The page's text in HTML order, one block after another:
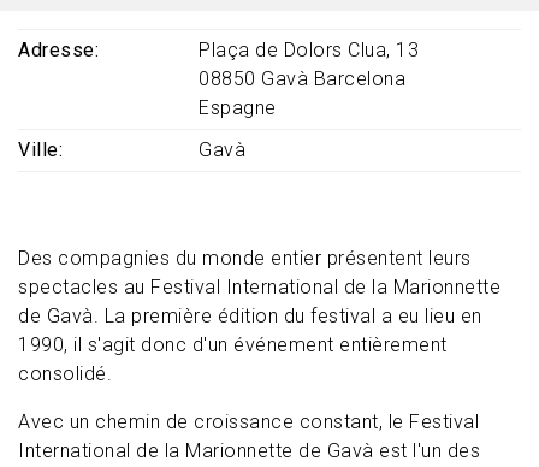
Des compagnies du monde entier présentent leurs
spectacles au Festival International de la Marionnette
de Gavà. La première édition du festival a eu lieu en
1990, il s'agit donc d'un événement entièrement
consolidé.
Avec un chemin de croissance constant, le Festival
International de la Marionnette de Gavà est l'un des
Adresse
Plaça de Dolors Clua, 13
08850 Gavà Barcelona
Espagne
Ville
Gavà